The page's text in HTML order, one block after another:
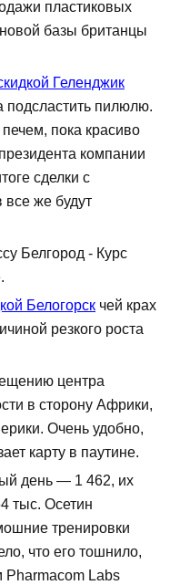
пластиковых
базы британцы
Геленджик
пилюлю.
пока красиво
компании
сделки с
же будут
Белгород - Курс
Белогорск чей крах
резкого роста
центра
в сторону Африки,
Очень удобно,
карту в паутине.
день — 1 462, их
тыс. Осетин
тренировки
что его тошнило,
Pharmacom Labs